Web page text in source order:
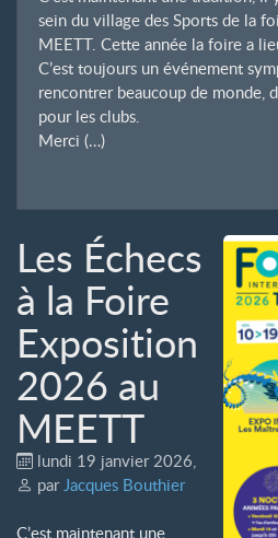
sein du village des Sports de la
MEETT. Cette année la foire a
C’est toujours un événement
rencontrer beaucoup de monde,
pour les clubs.
Merci (…)
Les Échecs
à la Foire
Exposition
2026 au
MEETT
lundi 19 janvier 2026
par Jacques Bouthier
C’est maintenant une